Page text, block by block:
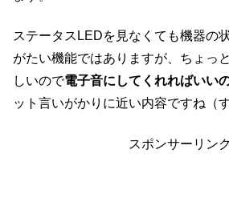
ステータスLEDを見なくても機器の
がたい機能ではありますが、ちょっ
しいので電子音にしてくれればいい
ット言いがかりに近い内容ですね（
スポンサーリンク